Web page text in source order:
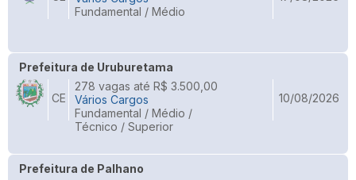
Fundamental / Médio
Prefeitura de Uruburetama
CE
278 vagas até R$ 3.500,00
Vários Cargos
Fundamental / Médio /
Técnico / Superior
10/08/2026
Prefeitura de Palhano